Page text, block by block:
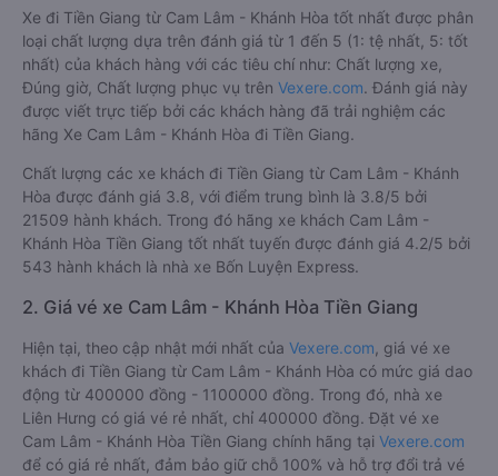
Xe đi Tiền Giang từ Cam Lâm - Khánh Hòa tốt nhất được phân
loại chất lượng dựa trên đánh giá từ 1 đến 5 (1: tệ nhất, 5: tốt
nhất) của khách hàng với các tiêu chí như: Chất lượng xe,
Đúng giờ, Chất lượng phục vụ trên Vexere.com. Đánh giá này
được viết trực tiếp bởi các khách hàng đã trải nghiệm các
hãng Xe Cam Lâm - Khánh Hòa đi Tiền Giang.
Chất lượng các xe khách đi Tiền Giang từ Cam Lâm - Khánh
Hòa được đánh giá 3.8, với điểm trung bình là 3.8/5 bởi
21509 hành khách. Trong đó hãng xe khách Cam Lâm -
Khánh Hòa Tiền Giang tốt nhất tuyến được đánh giá 4.2/5 bởi
543 hành khách là nhà xe Bốn Luyện Express.
2. Giá vé xe Cam Lâm - Khánh Hòa Tiền Giang
Hiện tại, theo cập nhật mới nhất của Vexere.com , giá vé xe
khách đi Tiền Giang từ Cam Lâm - Khánh Hòa có mức giá dao
động từ 400000 đồng - 1100000 đồng. Trong đó, nhà xe
Liên Hưng có giá vé rẻ nhất, chỉ 400000 đồng. Đặt vé xe
Cam Lâm - Khánh Hòa Tiền Giang chính hãng tại Vexere.com
để có giá rẻ nhất, đảm bảo giữ chỗ 100% và hỗ trợ đổi trả vé